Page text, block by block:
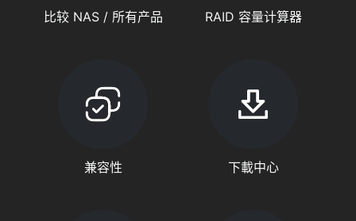
比较 NAS / 所有产品 RAID 容量计算器
兼容性 下載中心